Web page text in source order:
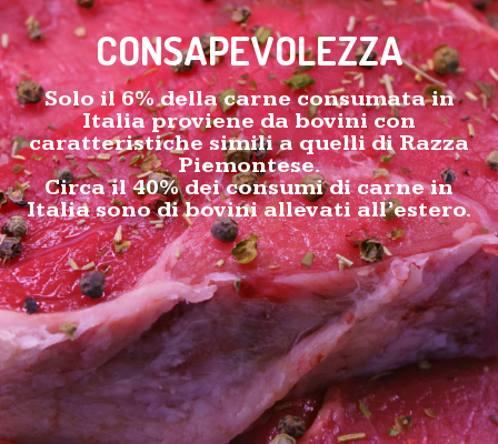
CONSAPEVOLEZZA
Solo il 6% della carne consumata in
Italia proviene da bovini con
caratteristiche simili a quelli di Razza
Piemontese.
Circa il 40% dei consumi di carne in
Italia sono di bovini allevati all’estero.